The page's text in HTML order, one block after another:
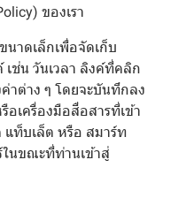
ของเรา
นาดเล็กเพื่อจัดเก็บ
เช่น วันเวลา ลิงค์ที่คลิก
าต่าง ๆ โดยจะบันทึกลง
เครื่องมือสื่อสารที่เข้า
แท็บเล็ต หรือ สมาร์ท
ในขณะที่ท่านเข้าสู่